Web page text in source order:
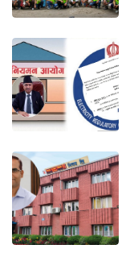
खोज
प्रोफाइल
ऊर्जा
विशेष